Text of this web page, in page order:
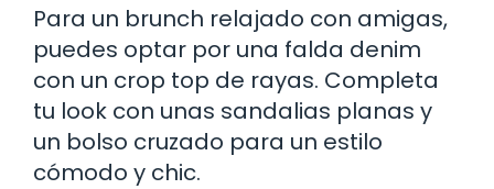
Para un brunch relajado con amigas,
puedes optar por una falda denim
con un crop top de rayas. Completa
tu look con unas sandalias planas y
un bolso cruzado para un estilo
cómodo y chic.